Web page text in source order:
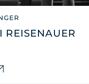
REISENAUER